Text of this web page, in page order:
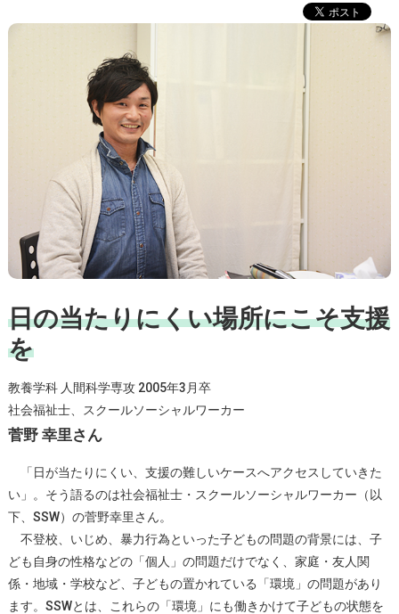
日の当たりにくい場所にこそ支援
を
教養学科 人間科学専攻 2005年3月卒
社会福祉士、スクールソーシャルワーカー
菅野 幸里さん
「日が当たりにくい、支援の難しいケースへアクセスしていきた
い」。そう語るのは社会福祉士・スクールソーシャルワーカー（以
下、SSW）の菅野幸里さん。
不登校、いじめ、暴力行為といった子どもの問題の背景には、子
ども自身の性格などの「個人」の問題だけでなく、家庭・友人関
係・地域・学校など、子どもの置かれている「環境」の問題があり
ます。SSWとは、これらの「環境」にも働きかけて子どもの状態を